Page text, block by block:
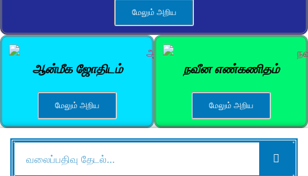
மேலும் அறிய
ஆன்மீக ஜோதிடம்
மேலும் அறிய
நவீன எண்கணிதம்
மேலும் அறிய